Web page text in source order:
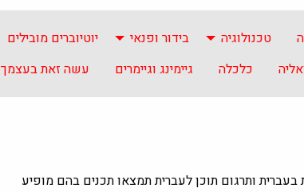
טכנולוגיה בידור ופנאי יוטיוברים מובילים
כלכלה גיימינג וגיימרים עשה זאת בעצמך
ותרגום תוכן לעברית תמצאו תכנים בהם מופיע